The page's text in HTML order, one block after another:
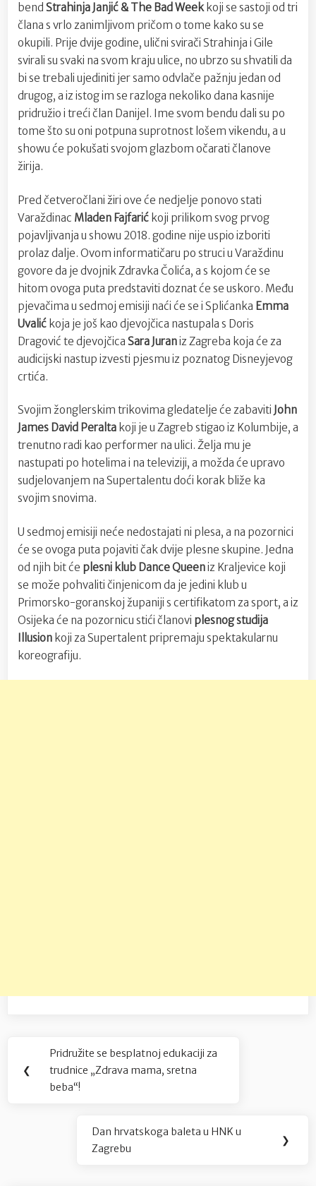
bend Strahinja Janjić & The Bad Weekkoji se sastoji od tri
člana s vrlo zanimljivom pričom o tome kako su se
okupili. Prije dvije godine, ulični svirači Strahinja i Gile
svirali su svaki na svom kraju ulice, no ubrzo su shvatili da
bi se trebali ujediniti jer samo odvlače pažnju jedan od
drugog, a iz istog im se razloga nekoliko dana kasnije
pridružio i treći član Danijel. Ime svom bendu dali su po
tome što su oni potpuna suprotnost lošem vikendu, a u
showu će pokušati svojom glazbom očarati članove
žirija.
Pred četveročlani žiri ove će nedjelje ponovo stati
Varaždinac Mladen Fajfarić koji prilikom svog prvog
pojavljivanja u showu 2018. godine nije uspio izboriti
prolaz dalje. Ovom informatičaru po struci u Varaždinu
govore da je dvojnik Zdravka Čolića, a s kojom će se
hitom ovoga puta predstaviti doznat će se uskoro. Među
pjevačima u sedmoj emisiji naći će se i Splićanka Emma
Uvalić koja je još kao djevojčica nastupala s Doris
Dragović te djevojčica Sara Juraniz Zagreba koja će za
audicijski nastup izvesti pjesmu iz poznatog Disneyjevog
crtića.
Svojim žonglerskim trikovima gledatelje će zabaviti John
James David Peralta koji je u Zagreb stigao iz Kolumbije, a
trenutno radi kao performer na ulici. Želja mu je
nastupati po hotelima i na televiziji, a možda će upravo
sudjelovanjem na Supertalentu doći korak bliže ka
svojim snovima.
U sedmoj emisiji neće nedostajati ni plesa, a na pozornici
će se ovoga puta pojaviti čak dvije plesne skupine. Jedna
od njih bit će plesni klub Dance Queeniz Kraljevice koji
se može pohvaliti činjenicom da je jedini klub u
Primorsko-goranskoj županiji s certifikatom za sport, a iz
Osijeka će na pozornicu stići članovi plesnog studija
Illusion koji za Supertalent pripremaju spektakularnu
koreografiju.
Navigacija
objava
❮
Previous
Post:
Pridružite se besplatnoj edukaciji za
trudnice „Zdrava mama, sretna
beba“!
Next
Post:
Dan hrvatskoga baleta u HNK u
Zagrebu
❯